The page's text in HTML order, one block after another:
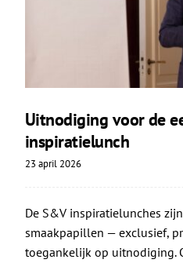
Uitnodiging voor de
inspiratielunch
23 april 2026
De S&V inspiratielunches
smaakpapillen — exclusief,
toegankelijk op uitnodiging.